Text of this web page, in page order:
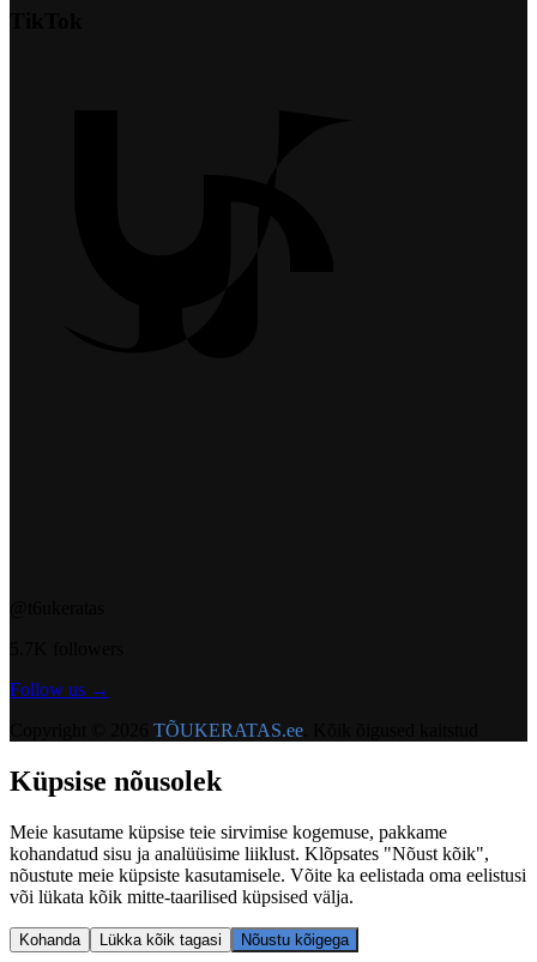
Follow us →
TÕUKERATAS.ee
Küpsise nõusolek
Meie kasutame küpsise teie sirvimise kogemuse, pakkame
kohandatud sisu ja analüüsime liiklust. Klõpsates "Nõust kõik",
nõustute meie küpsiste kasutamisele. Võite ka eelistada oma eelistusi
või lükata kõik mitte-taarilised küpsised välja.
Kohanda Lükka kõik tagasi Nõustu kõigega